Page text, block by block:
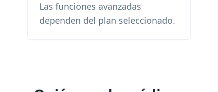
Las funciones avanzadas
dependen del plan seleccionado.